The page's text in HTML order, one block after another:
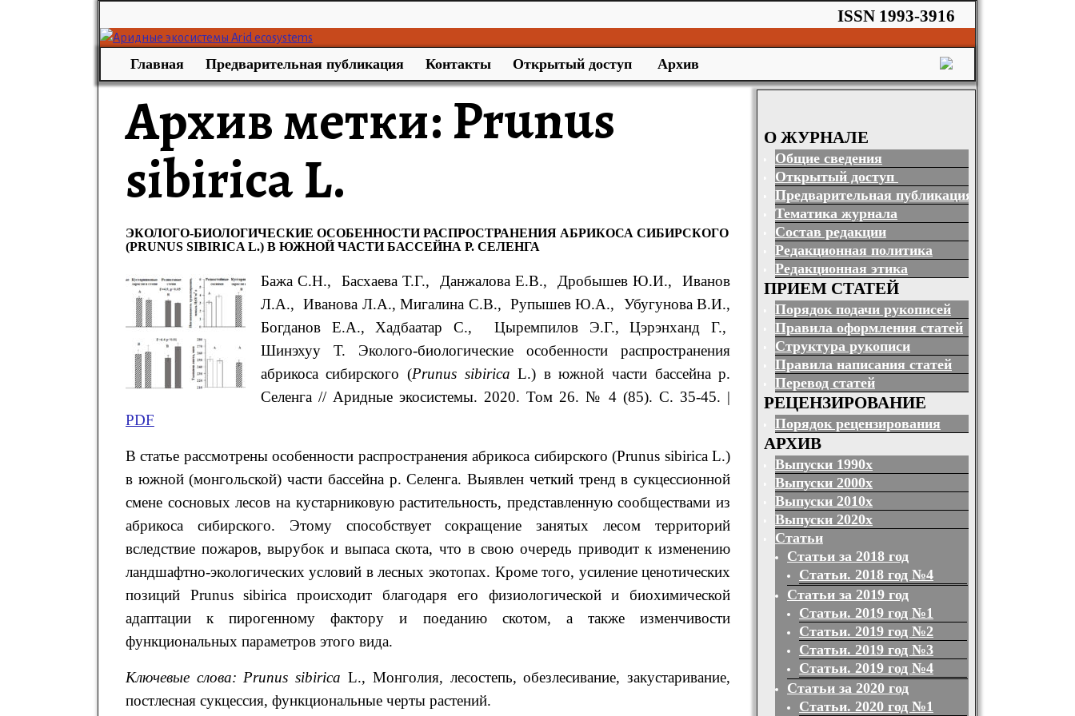
ISSN 1993-3916
Главная Предварительная публикация Контакты Открытый доступ Архив
Архив метки:Prunus
sibirica L.
ЭКОЛОГО-БИОЛОГИЧЕСКИЕ ОСОБЕННОСТИ РАСПРОСТРАНЕНИЯ АБРИКОСА СИБИРСКОГО
(PRUNUS SIBIRICA L.) В ЮЖНОЙ ЧАСТИ БАССЕЙНА Р. СЕЛЕНГА
Бажа С.Н., Басхаева Т.Г., Данжалова Е.В., Дробышев Ю.И., Иванов
Л.А., Иванова Л.А., Мигалина С.В., Рупышев Ю.А., Убугунова В.И.,
Богданов Е.А., Хадбаатар С., Цыремпилов Э.Г., Цэрэнханд Г.,
Шинэхуу Т. Эколого-биологические особенности распространения
абрикоса сибирского (Prunus sibirica L.) в южной части бассейна р.
Селенга // Аридные экосистемы. 2020. Том 26. № 4 (85). С. 35-45. |
PDF
В статье рассмотрены особенности распространения абрикоса сибирского (Prunus sibirica L.)
в южной (монгольской) части бассейна р. Селенга. Выявлен четкий тренд в сукцессионной
смене сосновых лесов на кустарниковую растительность, представленную сообществами из
абрикоса сибирского. Этому способствует сокращение занятых лесом территорий
вследствие пожаров, вырубок и выпаса скота, что в свою очередь приводит к изменению
ландшафтно-экологических условий в лесных экотопах. Кроме того, усиление ценотических
позиций Prunus sibirica происходит благодаря его физиологической и биохимической
адаптации к пирогенному фактору и поеданию скотом, а также изменчивости
функциональных параметров этого вида.
Ключевые слова: Prunus sibirica L., Монголия, лесостепь, обезлесивание, закустаривание,
постлесная сукцессия, функциональные черты растений.
О ЖУРНАЛЕ
Общие сведения
Открытый доступ
Предварительная публикация
Тематика журнала
Состав редакции
Редакционная политика
Редакционная этика
ПРИЕМ СТАТЕЙ
Порядок подачи рукописей
Правила оформления статей
Структура рукописи
Правила написания статей
Перевод статей
РЕЦЕНЗИРОВАНИЕ
Порядок рецензирования
АРХИВ
Выпуски 1990х
Выпуски 2000х
Выпуски 2010х
Выпуски 2020х
Статьи
Статьи за 2018 год
Статьи. 2018 год №4
Статьи за 2019 год
Статьи. 2019 год №1
Статьи. 2019 год №2
Статьи. 2019 год №3
Статьи. 2019 год №4
Статьи за 2020 год
Статьи. 2020 год №1